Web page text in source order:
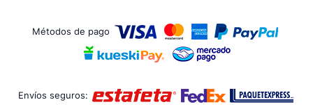
Métodos de pago
Envíos seguros: